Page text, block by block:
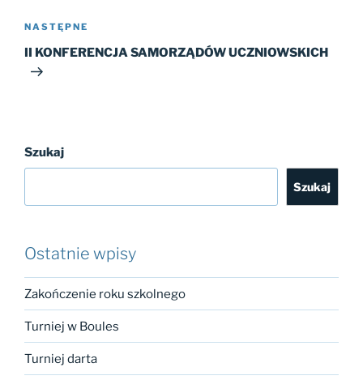
Następny
wpis
NASTĘPNE
II KONFERENCJA SAMORZĄDÓW UCZNIOWSKICH
Szukaj
Szukaj
Ostatnie wpisy
Zakończenie roku szkolnego
Turniej w Boules
Turniej darta